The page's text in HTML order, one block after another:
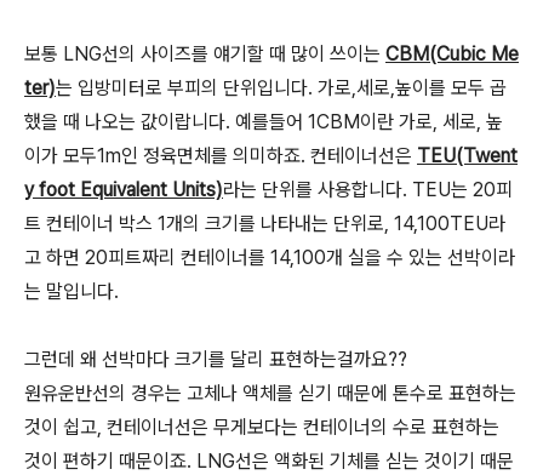
보통 LNG선의 사이즈를 얘기할 때 많이 쓰이는 CBM(Cubic Me
ter)는 입방미터로 부피의 단위입니다. 가로,세로,높이를 모두 곱
했을 때 나오는 값이랍니다. 예를들어 1CBM이란 가로, 세로, 높
이가 모두1m인 정육면체를 의미하죠. 컨테이너선은 TEU(Twent
y foot Equivalent Units)라는 단위를 사용합니다. TEU는 20피
트 컨테이너 박스 1개의 크기를 나타내는 단위로, 14,100TEU라
고 하면 20피트짜리 컨테이너를 14,100개 실을 수 있는 선박이라
는 말입니다.
그런데 왜 선박마다 크기를 달리 표현하는걸까요??
원유운반선의 경우는 고체나 액체를 싣기 때문에 톤수로 표현하는
것이 쉽고, 컨테이너선은 무게보다는 컨테이너의 수로 표현하는
것이 편하기 때문이죠. LNG선은 액화된 기체를 싣는 것이기 때문